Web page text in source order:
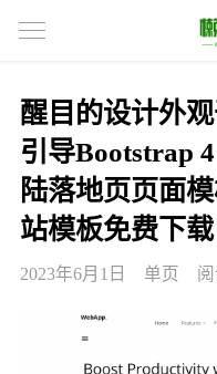
醒目的设计外
引导Bootstrap
陆落地页页面
站模板免费下载
2023年6月1日 单页